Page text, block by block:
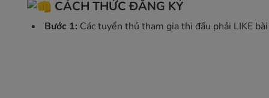
CÁCH THỨC ĐĂNG KÝ
Bước 1: Các tuyển thủ tham gia thi đấu phải LIKE